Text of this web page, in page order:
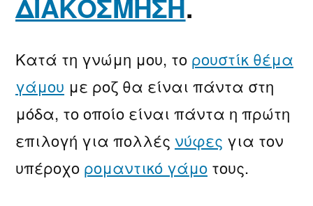
Κατά τη γνώμη μου, το ρουστίκ θέμα
γάμου με ροζ θα είναι πάντα στη
μόδα, το οποίο είναι πάντα η πρώτη
επιλογή για πολλές νύφες για τον
υπέροχο ρομαντικό γάμο τους.